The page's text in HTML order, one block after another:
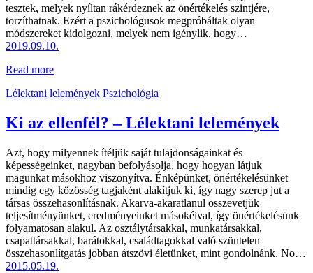
tesztek, melyek nyíltan rákérdeznek az önértékelés szintjére,
torzíthatnak. Ezért a pszichológusok megpróbáltak olyan
módszereket kidolgozni, melyek nem igénylik, hogy…
2019.09.10.
Read more
Lélektani lelemények Pszichológia
Ki az ellenfél? – Lélektani lelemények
Azt, hogy milyennek ítéljük saját tulajdonságainkat és
képességeinket, nagyban befolyásolja, hogy hogyan látjuk
magunkat másokhoz viszonyítva. Énképünket, önértékelésünket
mindig egy közösség tagjaként alakítjuk ki, így nagy szerep jut a
társas összehasonlításnak. Akarva-akaratlanul összevetjük
teljesítményünket, eredményeinket másokéival, így önértékelésünk
folyamatosan alakul. Az osztálytársakkal, munkatársakkal,
csapattársakkal, barátokkal, családtagokkal való szüntelen
összehasonlítgatás jobban átszövi életünket, mint gondolnánk. No…
2015.05.19.